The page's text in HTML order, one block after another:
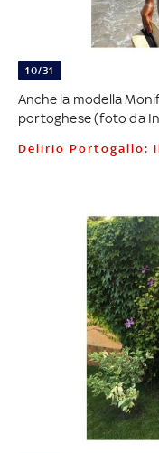
10/31
Anche la modella
portoghese (foto da
Delirio Portogallo: